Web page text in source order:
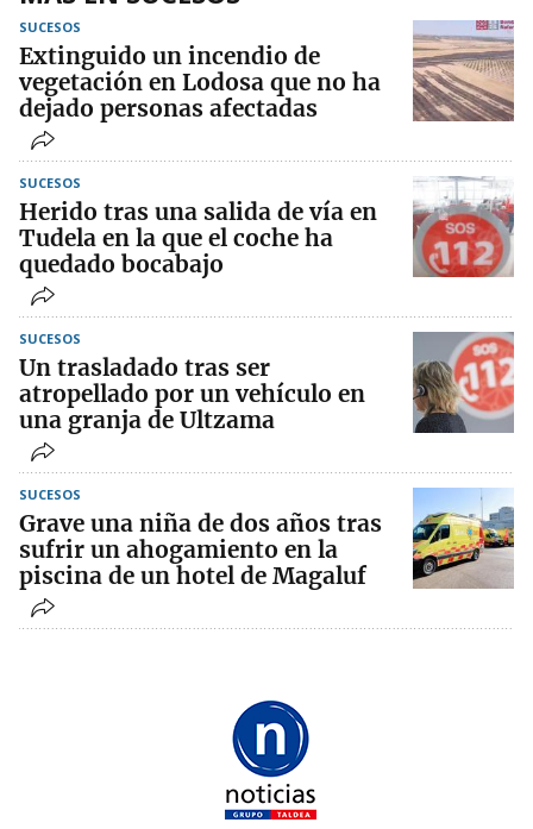
SUCESOS
Extinguido un incendio de
vegetación en Lodosa que no ha
dejado personas afectadas
SUCESOS
Herido tras una salida de vía en
Tudela en la que el coche ha
quedado bocabajo
SUCESOS
Un trasladado tras ser
atropellado por un vehículo en
una granja de Ultzama
SUCESOS
Grave una niña de dos años tras
sufrir un ahogamiento en la
piscina de un hotel de Magaluf